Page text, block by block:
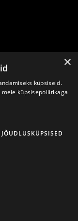
×
küpsiseid.
küpsisepoliitikaga
JÕUDLUSKÜPSISED